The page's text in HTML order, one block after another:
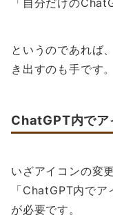
「自分だけの
というのであれば
き出すのも手です。
ChatGPT内でア
いざアイコンの変
「ChatGPT内で
が必要です。